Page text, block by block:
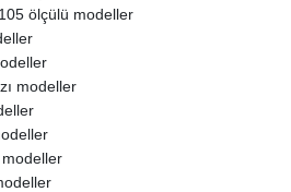
ölçülü modeller
modeller
modeller